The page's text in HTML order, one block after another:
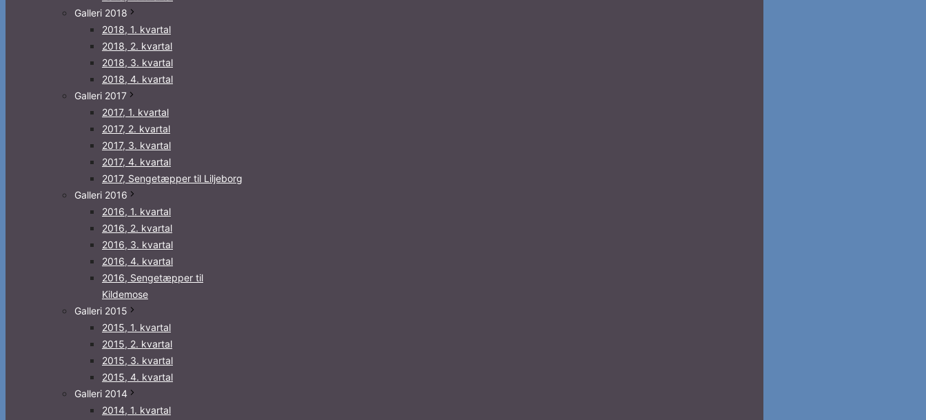
Galleri 2018
2018, 1. kvartal
2018, 2. kvartal
2018, 3. kvartal
2018, 4. kvartal
Galleri 2017
2017, 1. kvartal
2017, 2. kvartal
2017, 3. kvartal
2017, 4. kvartal
2017, Sengetæpper til Liljeborg
Galleri 2016
2016, 1. kvartal
2016, 2. kvartal
2016, 3. kvartal
2016, 4. kvartal
2016, Sengetæpper til
Kildemose
Galleri 2015
2015, 1. kvartal
2015, 2. kvartal
2015, 3. kvartal
2015, 4. kvartal
Galleri 2014
2014, 1. kvartal